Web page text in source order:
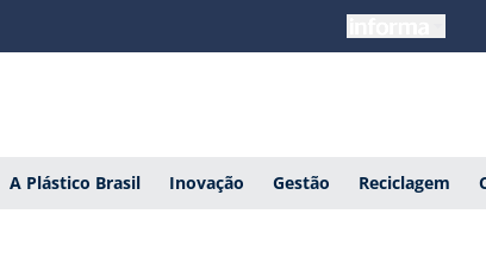
A Plástico Brasil Inovação Gestão Reciclagem